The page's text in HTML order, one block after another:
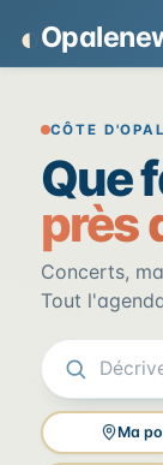
◐
CÔTE
Que
près
Concerts,
Tout
Ma